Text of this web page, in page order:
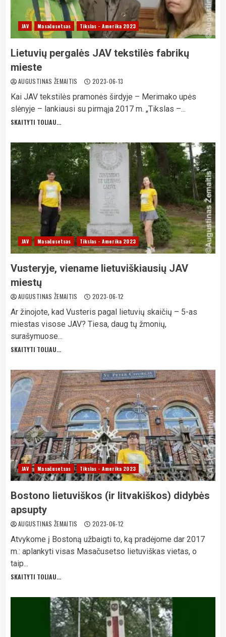
JAV Masačusetsas Tikslas - Amerika 2023
Lietuvių pergalės JAV tekstilės fabrikų
mieste
AUGUSTINAS ŽEMAITIS 2023-06-13
Kai JAV tekstilės pramonės širdyje – Merimako upės
slėnyje – lankiausi su pirmąja 2017 m. „Tikslas –...
SKAITYTI TOLIAU...
JAV Masačusetsas Tikslas - Amerika 2023
Vusteryje, viename lietuviškiausių JAV
miestų
AUGUSTINAS ŽEMAITIS 2023-06-12
Ar žinojote, kad Vusteris pagal lietuvių skaičių – 5-as
miestas visose JAV? Tiesa, daug tų žmonių,
surašymuose...
SKAITYTI TOLIAU...
JAV Masačusetsas Tikslas - Amerika 2023
Bostono lietuviškos (ir litvakiškos) didybės
apsupty
AUGUSTINAS ŽEMAITIS 2023-06-12
Atvykome į Bostoną užbaigti to, ką pradėjome dar 2017
m.: aplankyti visas Masačusetso lietuviškas vietas, o
taip...
SKAITYTI TOLIAU...